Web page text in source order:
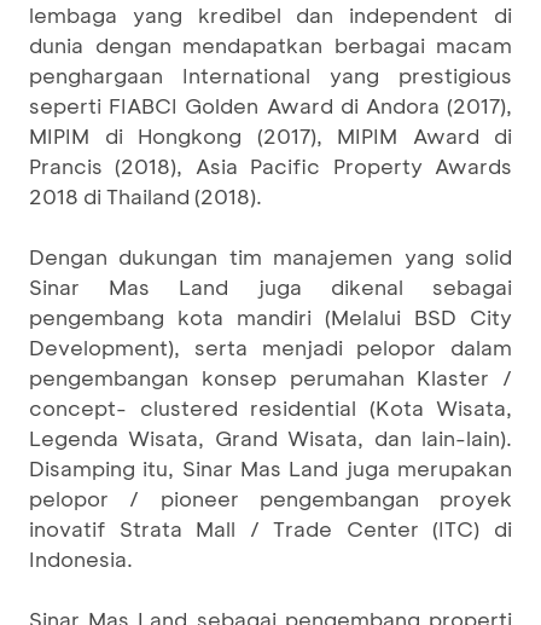
lembaga yang kredibel dan independent di
dunia dengan mendapatkan berbagai macam
penghargaan International yang prestigious
seperti FIABCI Golden Award di Andora (2017),
MIPIM di Hongkong (2017), MIPIM Award di
Prancis (2018), Asia Pacific Property Awards
2018 di Thailand (2018).
Dengan dukungan tim manajemen yang solid
Sinar Mas Land juga dikenal sebagai
pengembang kota mandiri (Melalui BSD City
Development), serta menjadi pelopor dalam
pengembangan konsep perumahan Klaster /
concept- clustered residential (Kota Wisata,
Legenda Wisata, Grand Wisata, dan lain-lain).
Disamping itu, Sinar Mas Land juga merupakan
pelopor / pioneer pengembangan proyek
inovatif Strata Mall / Trade Center (ITC) di
Indonesia.
Sinar Mas Land sebagai pengembang properti